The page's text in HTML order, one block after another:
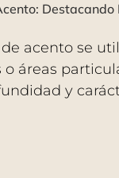
Destacando
acento se
áreas
y